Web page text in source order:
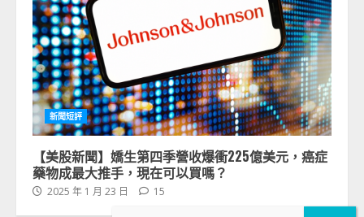
新聞短評
【美股新聞】嬌生第四季營收爆衝225億美元，癌症
藥物成最大推手，現在可以買嗎？
2025 年 1 月 23 日 15